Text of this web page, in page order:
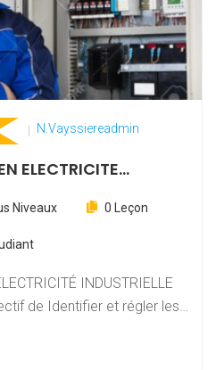
N.vayssiereadmin
ELECTRICITE
Niveaux 0 Leçon
INDUSTRIELLE
de Identifier et régler les